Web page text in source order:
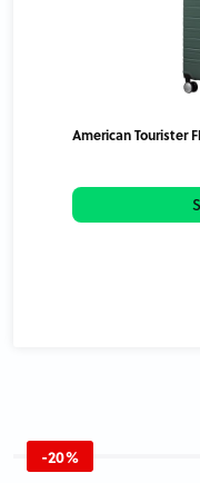
American Tourister
-20%